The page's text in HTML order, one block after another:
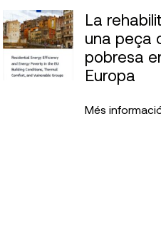
La
una peça
pobresa
Europa
Més